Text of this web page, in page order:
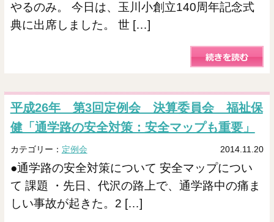
やるのみ。 今日は、玉川小創立140周年記念式
典に出席しました。 世 […]
平成26年 第3回定例会 決算委員会 福祉保
健「通学路の安全対策：安全マップも重要」
カテゴリー： 定例会 2014.11.20
●通学路の安全対策について 安全マップについ
て 課題 ・先日、代沢の路上で、通学路中の痛ま
しい事故が起きた。2 […]